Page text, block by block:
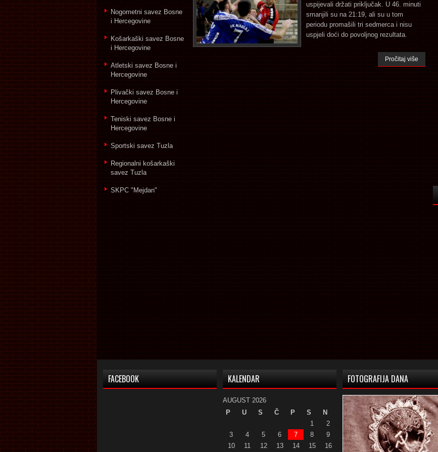
uspijevali držati priključak. U 46. minuti
smanjili su na 21:19, ali su u tom
periodu promašili tri sedmerca i nisu
uspjeli doći do povoljnog rezultata.
Pročitaj više
Nogometni savez Bosne
i Hercegovine
Košarkaški savez Bosne
i Hercegovine
Atletski savez Bosne i
Hercegovine
Plivački savez Bosne i
Hercegovine
Teniski savez Bosne i
Hercegovine
Sportski savez Tuzla
Regionalni košarkaški
savez Tuzla
SKPC "Mejdan"
FACEBOOK KALENDAR
AUGUST 2026
P
U S Č P S
N
1
2
3
4 5 6 7 8
9
10
11 12 13 14 15 16
FOTOGRAFIJA DANA